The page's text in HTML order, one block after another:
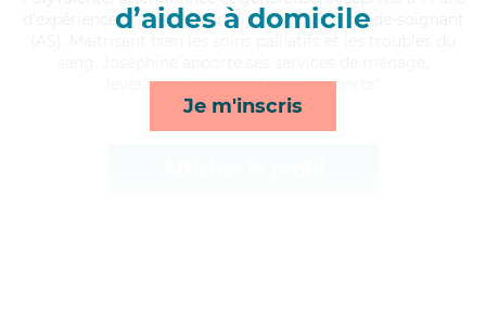
d’aides à domicile
Je m'inscris
d'expérience et possède un diplôme d'Etat d'aide-soignant
lever/coucher, rappels et transports*